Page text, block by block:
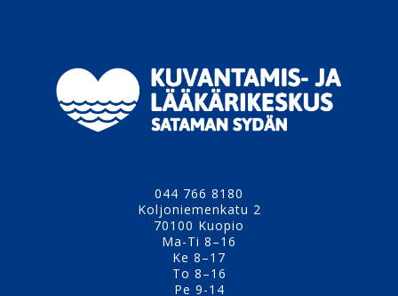
044 766 8180
Koljoniemenkatu 2
70100 Kuopio
Ma-Ti 8–16
Ke 8–17
To 8–16
Pe 9-14